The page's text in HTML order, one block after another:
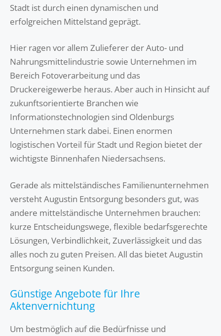
Stadt ist durch einen dynamischen und
erfolgreichen Mittelstand geprägt.
Hier ragen vor allem Zulieferer der Auto- und
Nahrungsmittelindustrie sowie Unternehmen im
Bereich Fotoverarbeitung und das
Druckereigewerbe heraus. Aber auch in Hinsicht auf
zukunftsorientierte Branchen wie
Informationstechnologien sind Oldenburgs
Unternehmen stark dabei. Einen enormen
logistischen Vorteil für Stadt und Region bietet der
wichtigste Binnenhafen Niedersachsens.
Gerade als mittelständisches Familienunternehmen
versteht Augustin Entsorgung besonders gut, was
andere mittelständische Unternehmen brauchen:
kurze Entscheidungswege, flexible bedarfsgerechte
Lösungen, Verbindlichkeit, Zuverlässigkeit und das
alles noch zu guten Preisen. All das bietet Augustin
Entsorgung seinen Kunden.
Günstige Angebote für Ihre
Aktenvernichtung
Um bestmöglich auf die Bedürfnisse und